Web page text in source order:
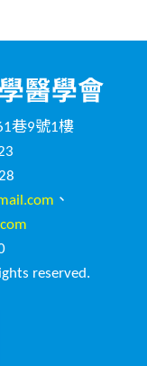
巷9號1樓
、
reserved.